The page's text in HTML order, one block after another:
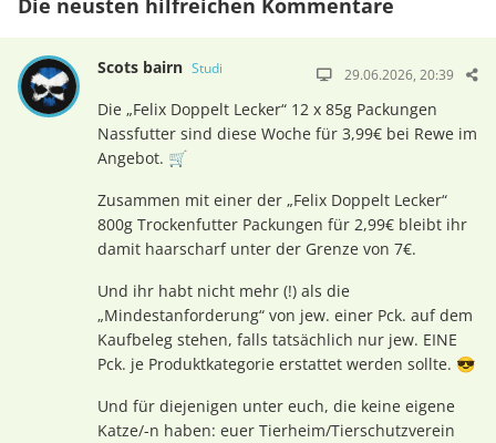
Die neusten hilfreichen Kommentare
Scots bairn Studi 29.06.2026, 20:39
Die „Felix Doppelt Lecker“ 12 x 85g Packungen
Nassfutter sind diese Woche für 3,99€ bei Rewe im
Angebot. 🛒
Zusammen mit einer der „Felix Doppelt Lecker“
800g Trockenfutter Packungen für 2,99€ bleibt ihr
damit haarscharf unter der Grenze von 7€.
Und ihr habt nicht mehr (!) als die
„Mindestanforderung“ von jew. einer Pck. auf dem
Kaufbeleg stehen, falls tatsächlich nur jew. EINE
Pck. je Produktkategorie erstattet werden sollte. 😎
Und für diejenigen unter euch, die keine eigene
Katze/-n haben: euer Tierheim/Tierschutzverein